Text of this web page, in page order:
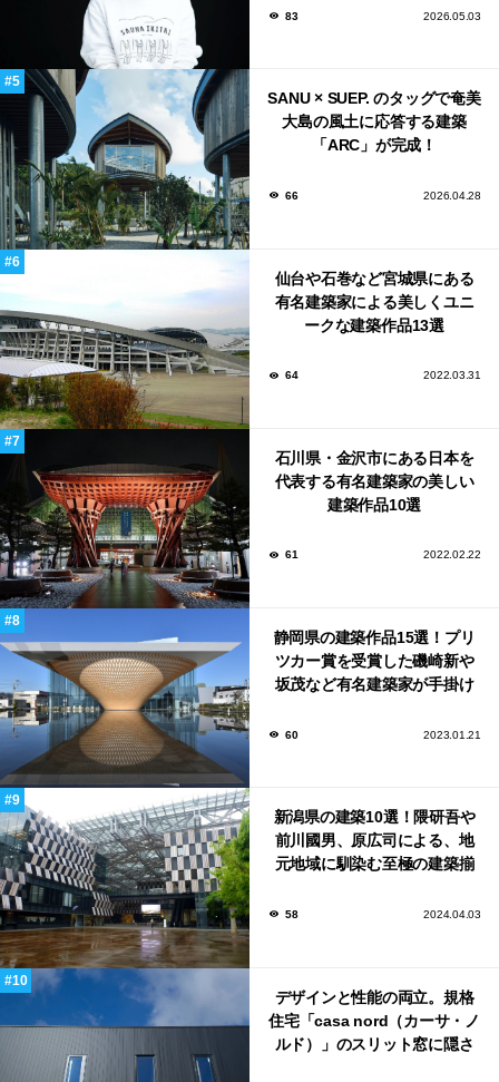
83 2026.05.03
SANU × SUEP. のタッグで奄美
大島の風土に応答する建築
「ARC」が完成！
66 2026.04.28
仙台や石巻など宮城県にある
有名建築家による美しくユニ
ークな建築作品13選
64 2022.03.31
石川県・金沢市にある日本を
代表する有名建築家の美しい
建築作品10選
61 2022.02.22
静岡県の建築作品15選！プリ
ツカー賞を受賞した磯崎新や
坂茂など有名建築家が手掛け
60 2023.01.21
新潟県の建築10選！隈研吾や
前川國男、原広司による、地
元地域に馴染む至極の建築揃
58 2024.04.03
デザインと性能の両立。規格
住宅「casa nord（カーサ・ノ
ルド）」のスリット窓に隠さ